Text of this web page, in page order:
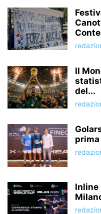
Il
del...
Inline